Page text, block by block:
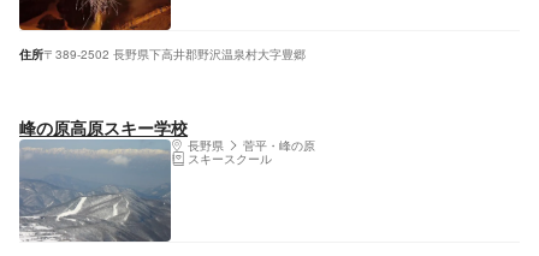
住所〒389-2502 長野県下高井郡野沢温泉村大字豊郷
峰の原高原スキー学校
長野県 菅平・峰の原
スキースクール